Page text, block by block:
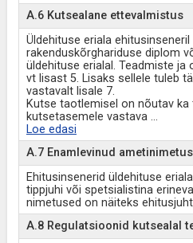
A.6 Kutsealane ettevalmistus
Üldehituse eriala
rakenduskõrghariduse diplom
üldehituse erialal. Teadmiste ja
vt lisast 5. Lisaks sellele tuleb
vastavalt lisale 7.
Kutse taotlemisel on nõutav ka
kutsetasemele vastava ...
Loe edasi
A.7 Enamlevinud
Ehitusinsenerid üldehituse
tippjuhi või spetsialistina
nimetused on näiteks
A.8 Regulatsioonid kutsealal